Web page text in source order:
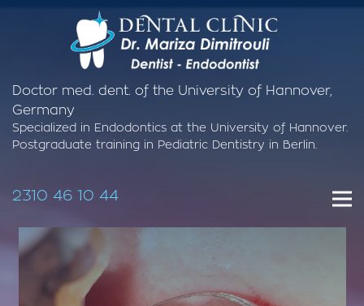
Doctor med. dent. of the University of Hannover,
Germany
Specialized in Endodontics at the University of Hannover.
Postgraduate training in Pediatric Dentistry in Berlin.
2310 46 10 44